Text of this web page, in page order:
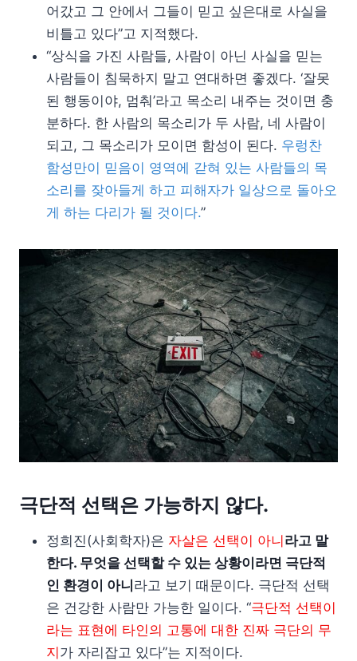
어갔고 그 안에서 그들이 믿고 싶은대로 사실을
비틀고 있다”고 지적했다.
“상식을 가진 사람들, 사람이 아닌 사실을 믿는
사람들이 침묵하지 말고 연대하면 좋겠다. ‘잘못
된 행동이야, 멈춰’라고 목소리 내주는 것이면 충
분하다. 한 사람의 목소리가 두 사람, 네 사람이
되고, 그 목소리가 모이면 함성이 된다. 우렁찬
함성만이 믿음이 영역에 갇혀 있는 사람들의 목
소리를 잦아들게 하고 피해자가 일상으로 돌아오
게 하는 다리가 될 것이다.”
극단적 선택은 가능하지 않다.
정희진(사회학자)은 자살은 선택이 아니라고 말
한다. 무엇을 선택할 수 있는 상황이라면 극단적
인 환경이 아니라고 보기 때문이다. 극단적 선택
은 건강한 사람만 가능한 일이다. “극단적 선택이
라는 표현에 타인의 고통에 대한 진짜 극단의 무
지가 자리잡고 있다”는 지적이다.